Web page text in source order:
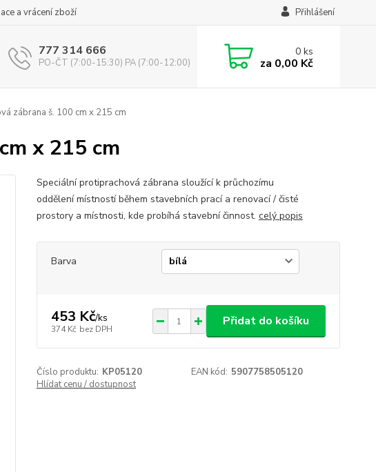
a vrácení zboží Přihlášení
777 314 666
PO-ČT (7:00-15:30) PA (7:00-12:00)
0ks
za 0,00 Kč
zábrana š. 100 cm x 215 cm
x 215 cm
Speciální protiprachová zábrana sloužící k průchozímu
oddělení místností během stavebních prací a renovací / čisté
prostory a místnosti, kde probíhá stavební činnost. celý popis
Barva
453 Kč/ks
374 Kč bez DPH
Přidat do košíku
Číslo produktu: KP05120 EAN kód: 5907758505120
Hlídat cenu / dostupnost